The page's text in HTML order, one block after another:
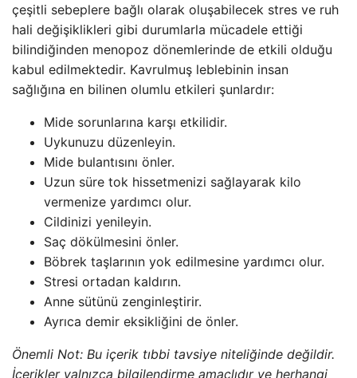
çeşitli sebeplere bağlı olarak oluşabilecek stres ve ruh
hali değişiklikleri gibi durumlarla mücadele ettiği
bilindiğinden menopoz dönemlerinde de etkili olduğu
kabul edilmektedir. Kavrulmuş leblebinin insan
sağlığına en bilinen olumlu etkileri şunlardır:
Mide sorunlarına karşı etkilidir.
Uykunuzu düzenleyin.
Mide bulantısını önler.
Uzun süre tok hissetmenizi sağlayarak kilo
vermenize yardımcı olur.
Cildinizi yenileyin.
Saç dökülmesini önler.
Böbrek taşlarının yok edilmesine yardımcı olur.
Stresi ortadan kaldırın.
Anne sütünü zenginleştirir.
Ayrıca demir eksikliğini de önler.
Önemli Not: Bu içerik tıbbi tavsiye niteliğinde değildir.
İçerikler yalnızca bilgilendirme amaçlıdır ve herhangi